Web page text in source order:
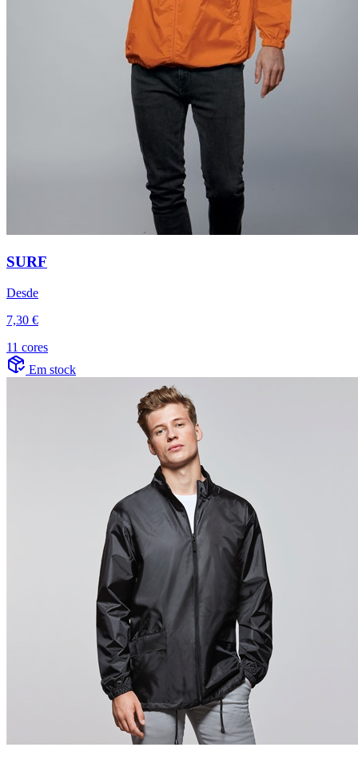
SURF
Desde
7,30 €
11 cores
Em stock